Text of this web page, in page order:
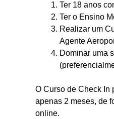
Ter 18 anos
Ter o Ensino
Realizar um
Agente
Dominar uma
O Curso de Check In
apenas 2 meses, de
online.